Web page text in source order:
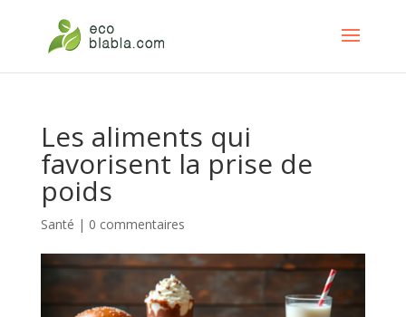
Les aliments qui
favorisent la prise de
poids
Santé | 0 commentaires